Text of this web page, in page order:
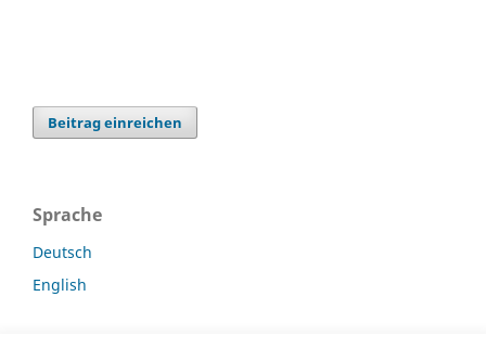
Beitrag einreichen
Sprache
Deutsch
English